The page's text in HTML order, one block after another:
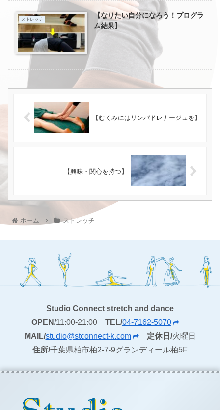
ストレッチ
【なりたい自分になろう！プログラ
ム結果】
【むくみにはリンパドレナージュを】
【興味・関心を持つ】
ホーム ストレッチ
Studio Connect stretch and dance
OPEN/11:00-21:00 TEL/04-7162-5070
MAIL/studio@stconnect-k.com 定休日/火曜日
住所/千葉県柏市柏2-7-9グランディール柏5F